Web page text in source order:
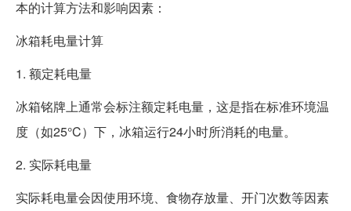
本的计算方法和影响因素：
冰箱耗电量计算
1. 额定耗电量
冰箱铭牌上通常会标注额定耗电量，这是指在标准环境温
度（如25°C）下，冰箱运行24小时所消耗的电量。
2. 实际耗电量
实际耗电量会因使用环境、食物存放量、开门次数等因素